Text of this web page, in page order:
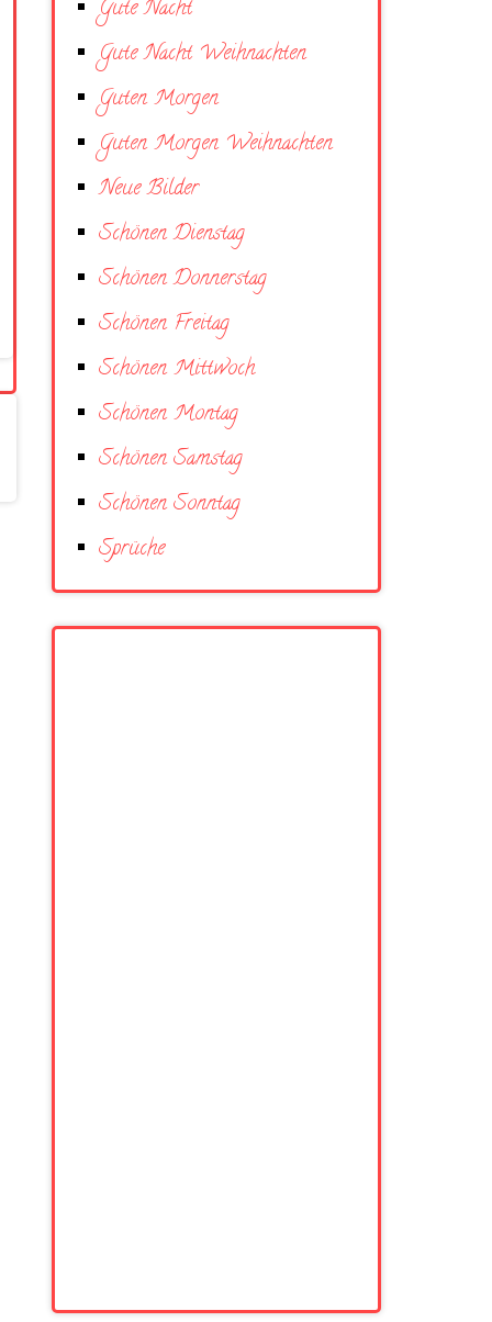
Gute Nacht
Gute Nacht Weihnachten
Guten Morgen
Guten Morgen Weihnachten
Neue Bilder
Schönen Dienstag
Schönen Donnerstag
Schönen Freitag
Schönen Mittwoch
Schönen Montag
Schönen Samstag
Schönen Sonntag
Sprüche